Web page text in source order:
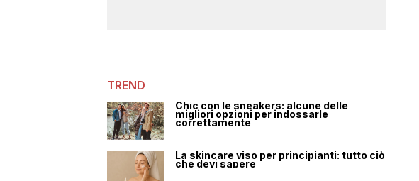
TREND
Chic con le sneakers: alcune delle
migliori opzioni per indossarle
correttamente
La skincare viso per principianti: tutto ciò
che devi sapere